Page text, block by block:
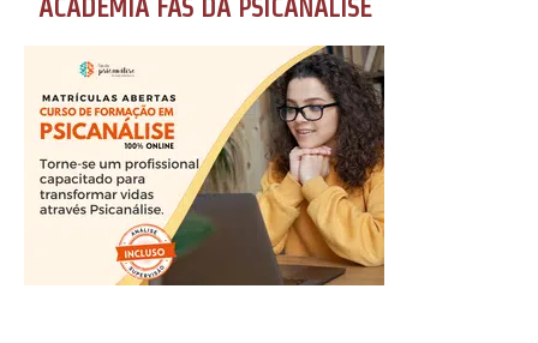
ACADEMIA FÃS DA PSICANÁLISE